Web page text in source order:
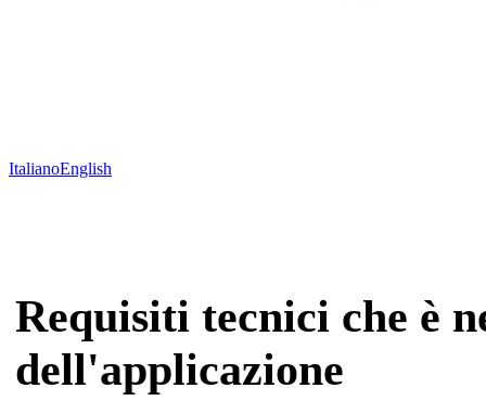
ItalianoEnglish
Requisiti tecnici che è
dell'applicazione